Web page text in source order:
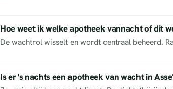
Hoe weet ik welke apotheek vannacht of dit
De wachtrol wisselt en wordt centraal beheerd.
Is er 's nachts een apotheek van wacht in